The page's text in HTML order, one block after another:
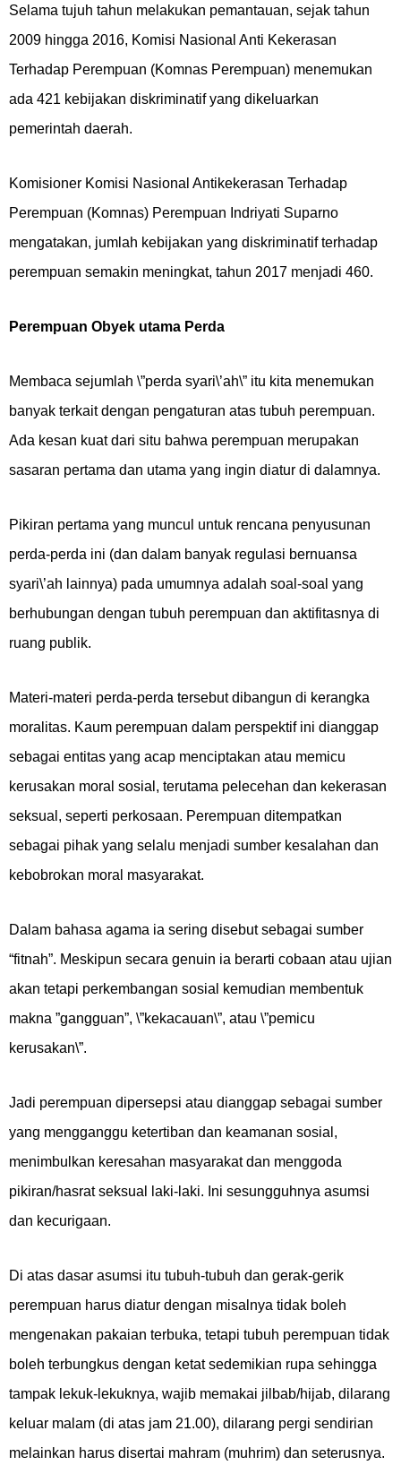
Selama tujuh tahun melakukan pemantauan, sejak tahun
2009 hingga 2016, Komisi Nasional Anti Kekerasan
Terhadap Perempuan (Komnas Perempuan) menemukan
ada 421 kebijakan diskriminatif yang dikeluarkan
pemerintah daerah.
Komisioner Komisi Nasional Antikekerasan Terhadap
Perempuan (Komnas) Perempuan Indriyati Suparno
mengatakan, jumlah kebijakan yang diskriminatif terhadap
perempuan semakin meningkat, tahun 2017 menjadi 460.
Perempuan Obyek utama Perda
Membaca sejumlah \”perda syari\’ah\” itu kita menemukan
banyak terkait dengan pengaturan atas tubuh perempuan.
Ada kesan kuat dari situ bahwa perempuan merupakan
sasaran pertama dan utama yang ingin diatur di dalamnya.
Pikiran pertama yang muncul untuk rencana penyusunan
perda-perda ini (dan dalam banyak regulasi bernuansa
syari\’ah lainnya) pada umumnya adalah soal-soal yang
berhubungan dengan tubuh perempuan dan aktifitasnya di
ruang publik.
Materi-materi perda-perda tersebut dibangun di kerangka
moralitas. Kaum perempuan dalam perspektif ini dianggap
sebagai entitas yang acap menciptakan atau memicu
kerusakan moral sosial, terutama pelecehan dan kekerasan
seksual, seperti perkosaan. Perempuan ditempatkan
sebagai pihak yang selalu menjadi sumber kesalahan dan
kebobrokan moral masyarakat.
Dalam bahasa agama ia sering disebut sebagai sumber
“fitnah”. Meskipun secara genuin ia berarti cobaan atau ujian
akan tetapi perkembangan sosial kemudian membentuk
makna ”gangguan”, \”kekacauan\”, atau \”pemicu
kerusakan\”.
Jadi perempuan dipersepsi atau dianggap sebagai sumber
yang mengganggu ketertiban dan keamanan sosial,
menimbulkan keresahan masyarakat dan menggoda
pikiran/hasrat seksual laki-laki. Ini sesungguhnya asumsi
dan kecurigaan.
Di atas dasar asumsi itu tubuh-tubuh dan gerak-gerik
perempuan harus diatur dengan misalnya tidak boleh
mengenakan pakaian terbuka, tetapi tubuh perempuan tidak
boleh terbungkus dengan ketat sedemikian rupa sehingga
tampak lekuk-lekuknya, wajib memakai jilbab/hijab, dilarang
keluar malam (di atas jam 21.00), dilarang pergi sendirian
melainkan harus disertai mahram (muhrim) dan seterusnya.